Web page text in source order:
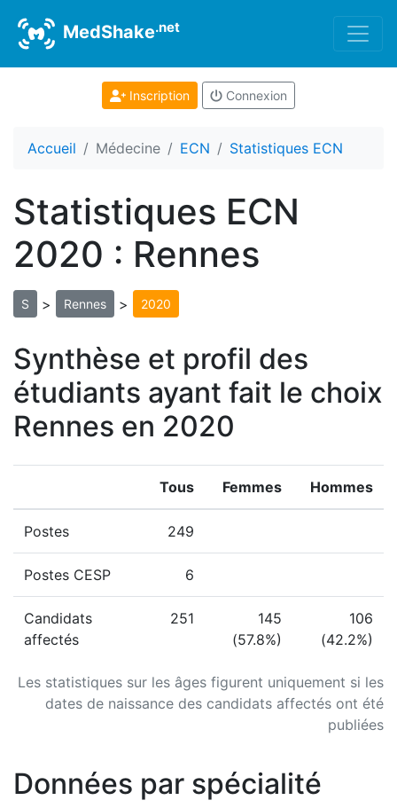
MedShake.net
Inscription Connexion
Accueil Médecine ECN Statistiques ECN
Statistiques ECN
2020 : Rennes
S > Rennes > 2020
Synthèse et profil des
étudiants ayant fait le choix
Rennes en 2020
Les statistiques sur les âges figurent uniquement si les
dates de naissance des candidats affectés ont été
publiées
Tous Femmes Hommes
Postes 249
Postes CESP 6
Candidats
affectés
251
145
(57.8%)
106
(42.2%)
Données par spécialité